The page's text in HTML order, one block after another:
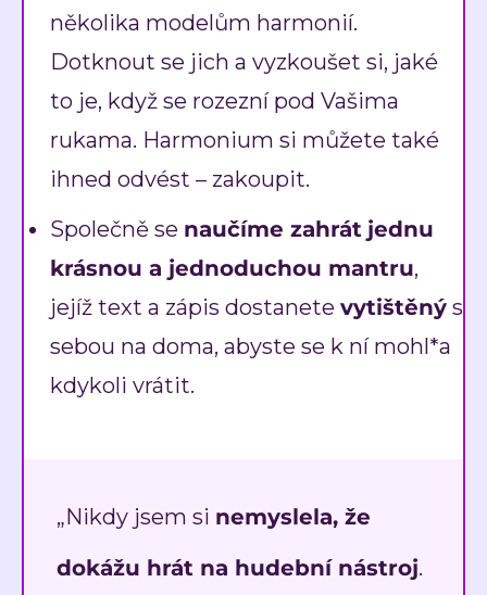
několika modelům harmonií.
Dotknout se jich a vyzkoušet si, jaké
to je, když se rozezní pod Vašima
rukama. Harmonium si můžete také
ihned odvést – zakoupit.
Společně se naučíme zahrát jednu
krásnou a jednoduchou mantru,
jejíž text a zápis dostanete vytištěný s
sebou na doma, abyste se k ní mohl*a
kdykoli vrátit.
„Nikdy jsem si nemyslela, že
dokážu hrát na hudební nástroj.